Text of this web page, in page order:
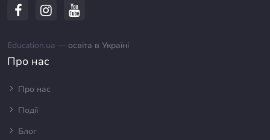
Education.ua — освіта в Україні
Про нас
Про нас
Події
Блог